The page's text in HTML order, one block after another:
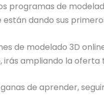
programas de
dando sus
de modelado 3D
irás ampliando la
de aprender,